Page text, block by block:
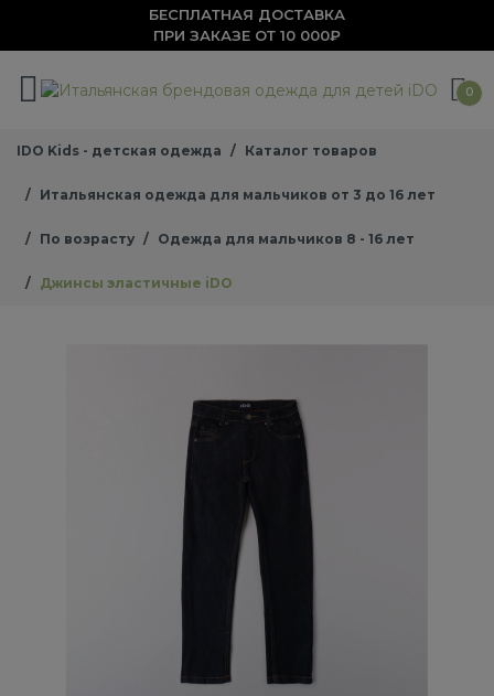
БЕСПЛАТНАЯ ДОСТАВКА
ПРИ ЗАКАЗЕ ОТ 10 000₽
0
IDO Kids - детская одежда Каталог товаров
Итальянская одежда для мальчиков от 3 до 16 лет
По возрасту Одежда для мальчиков 8 - 16 лет
Джинсы эластичные iDO